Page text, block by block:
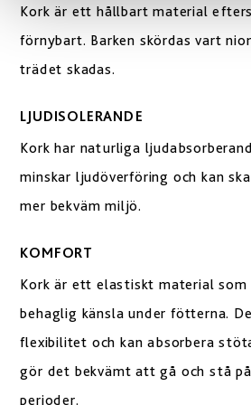
Kork är ett hållbart material
förnybart. Barken skördas vart
trädet skadas.
LJUDISOLERANDE
Kork har naturliga
minskar ljudöverföring och kan
mer bekväm miljö.
KOMFORT
Kork är ett elastiskt material som
behaglig känsla under fötterna.
flexibilitet och kan absorbera
gör det bekvämt att gå och stå
perioder.